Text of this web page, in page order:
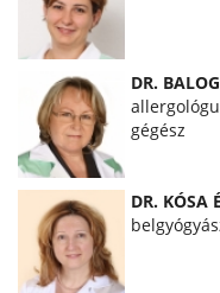
DR.
gégész
DR. KÓSA